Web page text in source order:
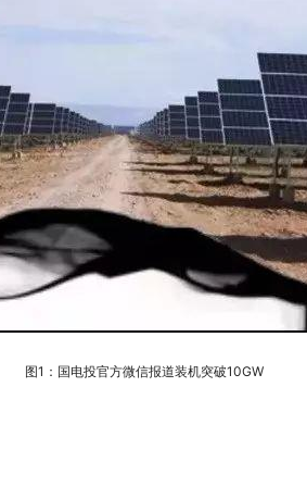
图1：国电投官方微信报道装机突破10GW